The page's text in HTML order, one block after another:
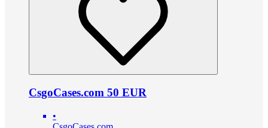
CsgoCases.com 50 EUR
•